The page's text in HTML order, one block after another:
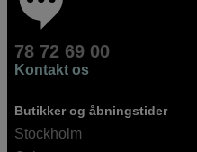
78 72 69 00
Kontakt os
Butikker og åbningstider
Stockholm